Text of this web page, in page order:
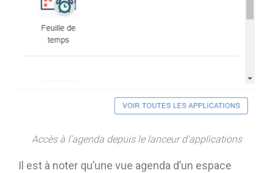
Accès à l'agenda depuis le lanceur d'applications
Il est à noter qu’une vue agenda d’un espace